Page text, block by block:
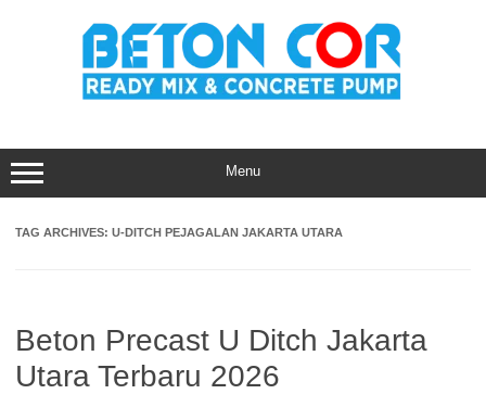
Menu
TAG ARCHIVES: U-DITCH PEJAGALAN JAKARTA UTARA
Beton Precast U Ditch Jakarta
Utara Terbaru 2026